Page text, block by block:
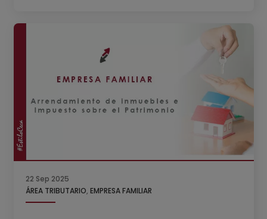
22 Sep 2025
ÁREA TRIBUTARIO, EMPRESA FAMILIAR